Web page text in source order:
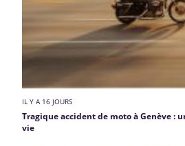
IL Y A 16 JOURS
Tragique accident de moto à Genève :
vie